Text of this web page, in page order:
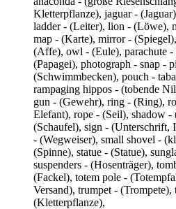
Kletterpflanze), jaguar -
ladder - (Leiter), lion - (Löwe),
map - (Karte), mirror -
(Affe), owl - (Eule), parachute
(Papagei), photograph - snap -
(Schwimmbecken), pouch -
rampaging hippos - (tobende
gun - (Gewehr), ring - (Ring),
Elefant), rope - (Seil), shadow -
(Schaufel), sign - (Unterschrift,
- (Wegweiser), small shovel -
(Spinne), statue - (Statue),
suspenders - (Hosenträger),
(Fackel), totem pole -
Versand), trumpet -
(Kletterpflanze),